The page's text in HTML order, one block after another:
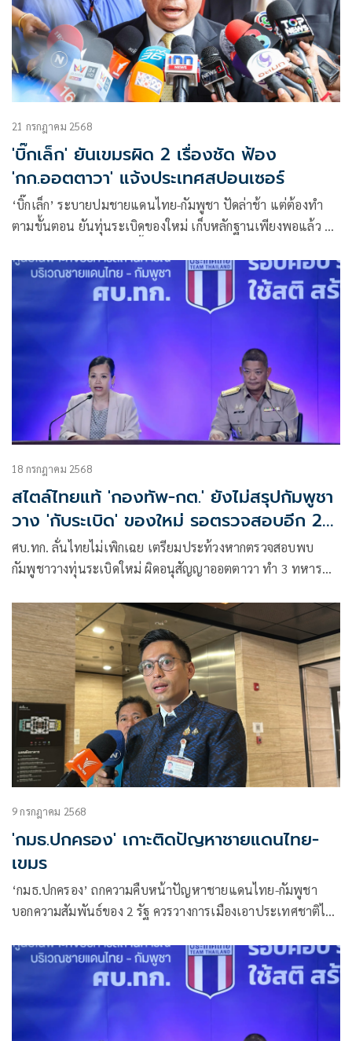
21 กรกฎาคม 2568
'บิ๊กเล็ก' ยันเขมรผิด 2 เรื่องชัด ฟ้อง
'กก.ออตตาวา' แจ้งประเทศสปอนเซอร์
‘บิ๊กเล็ก’ ระบายปมชายแดนไทย-กัมพูชา ปัดล่าช้า แต่ต้องทำ
ตามขั้นตอน ยันทุ่นระเบิดของใหม่ เก็บหลักฐานเพียงพอแล้ว รอ
ชัด
18 กรกฎาคม 2568
สไตล์ไทยแท้ 'กองทัพ-กต.' ยังไม่สรุปกัมพูชา
วาง 'กับระเบิด' ของใหม่ รอตรวจสอบอีก 2-3
วัน
ศบ.ทก.​ ลั่นไทยไม่เพิกเฉย เตรียมประท้วงหากตรวจสอบพบ
กัมพูชาวางทุ่นระเบิดใหม่​ ผิดอนุสัญญา​ออตตาวา​ ทำ 3 ทหาร
9 กรกฎาคม 2568
'กมธ.ปกครอง' เกาะติดปัญหาชายแดนไทย-
เขมร
‘กมธ.ปกครอง’ ถกความคืบหน้าปัญหาชายแดนไทย-กัมพูชา
บอกความสัมพันธ์ของ 2 รัฐ ควรวางการเมืองเอาประเทศชาติไว้